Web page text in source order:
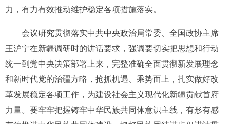
力，有力有效推动维护稳定各项措施落实。
会议研究贯彻落实中共中央政治局常委、全国政协主席
王沪宁在新疆调研时的讲话要求，强调要切实把思想和行动
统一到党中央决策部署上来，完整准确全面贯彻新发展理念
和新时代党的治疆方略，抢抓机遇、乘势而上，扎实做好改
革发展稳定各项工作，为建设社会主义现代化新疆贡献首府
力量。要牢牢把握铸牢中华民族共同体意识主线，有形有感